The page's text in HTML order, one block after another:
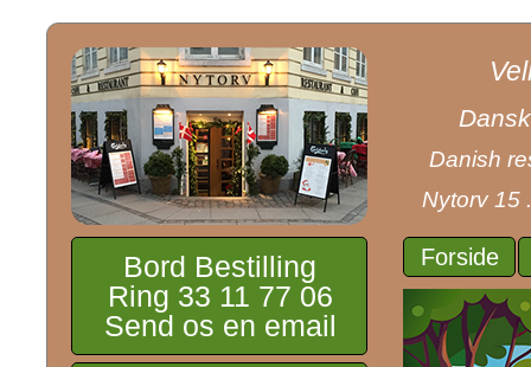
Danish
Nytorv 15
Bord Bestilling
Ring 33 11 77 06
Send os en email
Forside